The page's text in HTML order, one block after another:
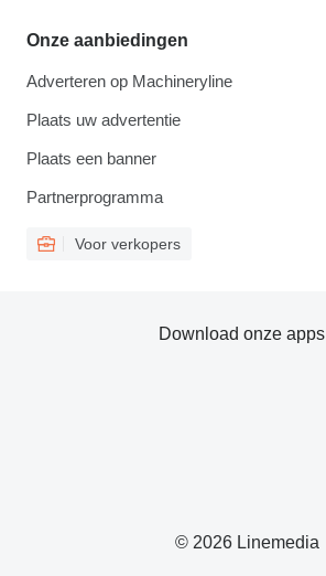
Onze aanbiedingen
Adverteren op Machineryline
Plaats uw advertentie
Plaats een banner
Partnerprogramma
Voor verkopers
© 2026 Linemedia
Download onze apps